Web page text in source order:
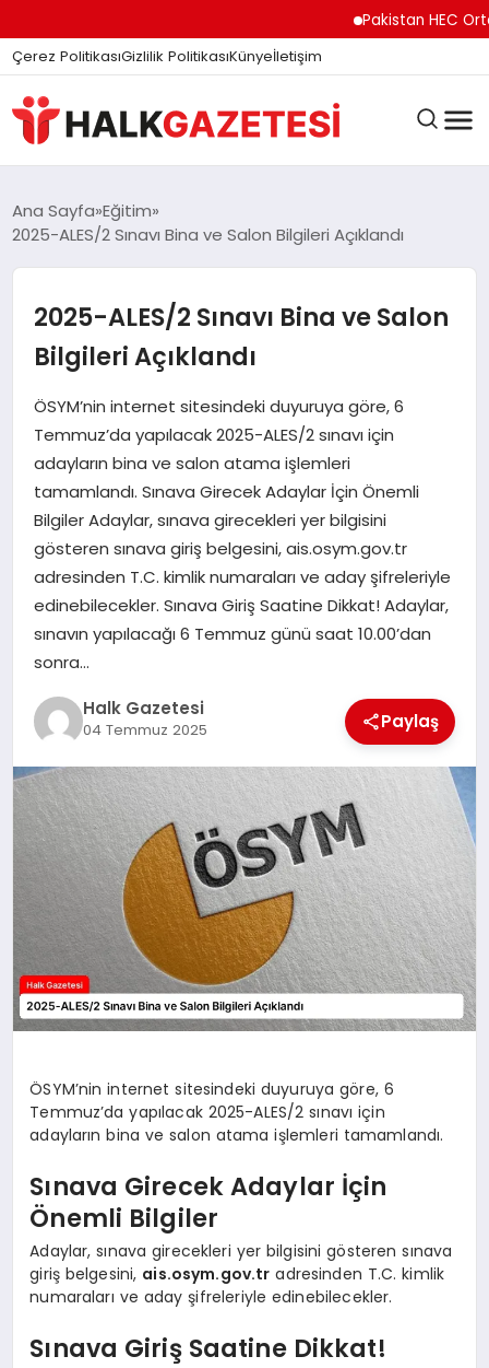
Pakistan HEC Orta
Çerez PolitikasıGizlilik PolitikasıKünyeİletişim
DÜNYA
EKONOMI
MAGAZIN
SAĞLIK
SIYASET
SPOR
TEKNOLOJI
YAŞAM
Ana Sayfa Eğitim
2025-ALES/2 Sınavı Bina ve Salon Bilgileri Açıklandı
2025-ALES/2 Sınavı Bina ve Salon
Bilgileri Açıklandı
ÖSYM’nin internet sitesindeki duyuruya göre, 6
Temmuz’da yapılacak 2025-ALES/2 sınavı için
adayların bina ve salon atama işlemleri
tamamlandı. Sınava Girecek Adaylar İçin Önemli
Bilgiler Adaylar, sınava girecekleri yer bilgisini
gösteren sınava giriş belgesini, ais.osym.gov.tr
adresinden T.C. kimlik numaraları ve aday şifreleriyle
edinebilecekler. Sınava Giriş Saatine Dikkat! Adaylar,
sınavın yapılacağı 6 Temmuz günü saat 10.00’dan
sonra…
Halk Gazetesi
04 Temmuz 2025 Paylaş
ÖSYM’nin internet sitesindeki duyuruya göre, 6
Temmuz’da yapılacak 2025-ALES/2 sınavı için
adayların bina ve salon atama işlemleri tamamlandı.
Sınava Girecek Adaylar İçin
Önemli Bilgiler
Adaylar, sınava girecekleri yer bilgisini gösteren sınava
giriş belgesini, ais.osym.gov.tr adresinden T.C. kimlik
numaraları ve aday şifreleriyle edinebilecekler.
Sınava Giriş Saatine Dikkat!